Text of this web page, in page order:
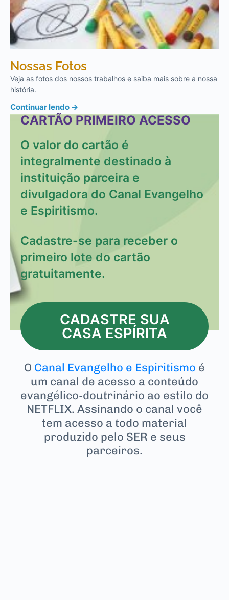
Nossas Fotos
Veja as fotos dos nossos trabalhos e saiba mais sobre a nossa
história.
Continuar lendo →
CARTÃO PRIMEIRO ACESSO
O valor do cartão é
integralmente destinado à
instituição parceira e
divulgadora do Canal Evangelho
e Espiritismo.
Cadastre-se para receber o
primeiro lote do cartão
gratuitamente.
CADASTRE SUA
CASA ESPÍRITA
O Canal Evangelho e Espiritismo é
um canal de acesso a conteúdo
evangélico-doutrinário ao estilo do
NETFLIX. Assinando o canal você
tem acesso a todo material
produzido pelo SER e seus
parceiros.